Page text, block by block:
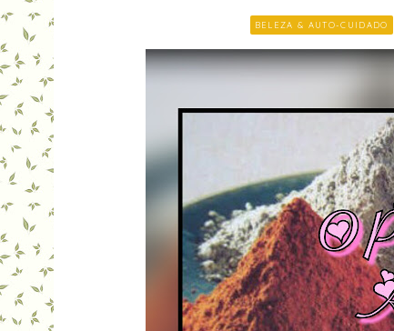
BELEZA & AUTO-CUIDADO